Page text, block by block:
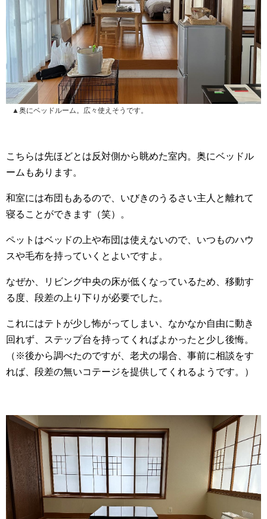
▲奥にベッドルーム。広々使えそうです。
こちらは先ほどとは反対側から眺めた室内。奥にベッドル
ームもあります。
和室には布団もあるので、いびきのうるさい主人と離れて
寝ることができます（笑）。
ペットはベッドの上や布団は使えないので、いつものハウ
スや毛布を持っていくとよいですよ。
なぜか、リビング中央の床が低くなっているため、移動す
る度、段差の上り下りが必要でした。
これにはテトが少し怖がってしまい、なかなか自由に動き
回れず、ステップ台を持ってくればよかったと少し後悔。
（※後から調べたのですが、老犬の場合、事前に相談をす
れば、段差の無いコテージを提供してくれるようです。）